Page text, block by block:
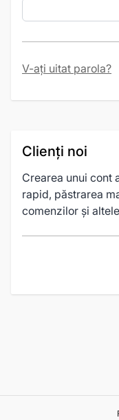
Password hidden
V-ați uitat parola?
Clienți noi
Crearea unui cont
rapid, păstrarea
comenzilor și